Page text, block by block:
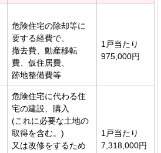
危険住宅の除却等に
要する経費で、
撤去費、動産移転
費、仮住居費、
跡地整備費等
1戸当たり
975,000円
危険住宅に代わる住
宅の建設、購入
(これに必要な土地の
取得を含む。)
又は改修をするため
1戸当たり
7,318,000円